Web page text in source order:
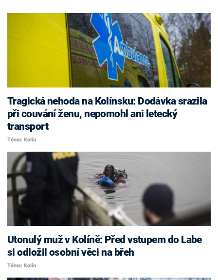
Tragická nehoda na Kolínsku: Dodávka srazila
při couvání ženu, nepomohl ani letecký
transport
Téma: Kolín
Utonulý muž v Kolíně: Před vstupem do Labe
si odložil osobní věci na břeh
Téma: Kolín